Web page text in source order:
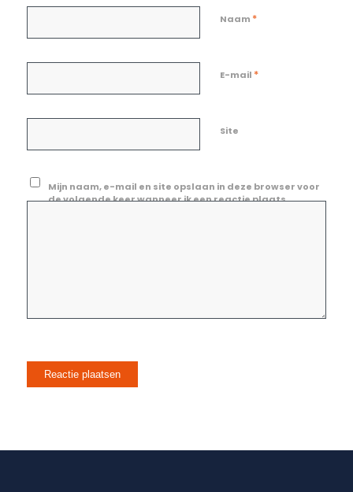
Naam *
E-mail *
Site
Mijn naam, e-mail en site opslaan in deze browser voor
de volgende keer wanneer ik een reactie plaats.